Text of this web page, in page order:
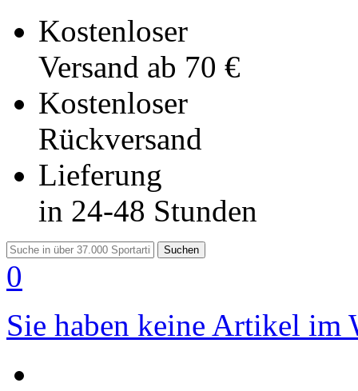
Kostenloser
Versand ab 70 €
Kostenloser
Rückversand
Lieferung
in 24-48 Stunden
Suchen
0
Sie haben keine Artikel im